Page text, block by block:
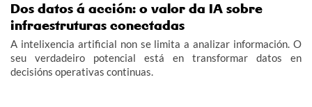
Dos datos á acción: o valor da IA sobre
infraestruturas conectadas
A intelixencia artificial non se limita a analizar información. O
seu verdadeiro potencial está en transformar datos en
decisións operativas continuas.